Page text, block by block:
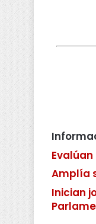
Amplía
Inician